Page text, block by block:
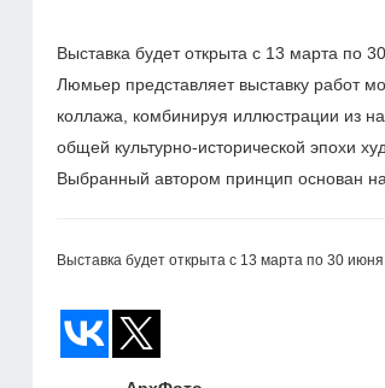
Выставка будет открыта с 13 марта по
Люмьер представляет выставку работ
коллажа, комбинируя иллюстрации из
общей культурно-исторической эпохи
Выбранный автором принцип основан
Выставка будет открыта с 13 марта по 30